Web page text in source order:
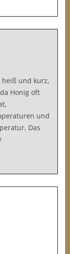
heiß und kurz,
Honig oft
und
Das